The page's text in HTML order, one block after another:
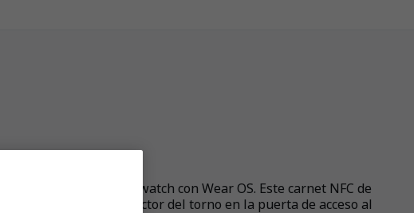
Android o smartwatch con Wear OS. Este carnet NFC de
tu dispositivo al lector del torno en la puerta de acceso al